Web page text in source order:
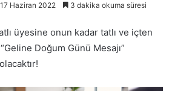
17 Haziran 2022 3 dakika okuma süresi
üyesine onun kadar tatlı ve içten
Doğum Günü Mesajı”